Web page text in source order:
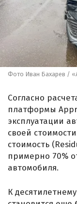
Фото Иван Бахарев /
Согласно
платформы
эксплуатации
своей
стоимость
примерно 70%
автомобиля.
К